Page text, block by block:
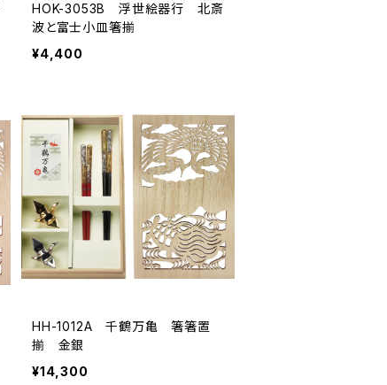
HOK-3053B 浮世絵器行 北斎
波と富士小皿箸揃
¥4,400
HH-1012A 千鶴万亀 箸箸置
揃 金銀
¥14,300